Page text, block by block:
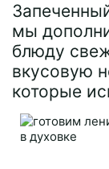
мы
блюду
вкусовую
которые